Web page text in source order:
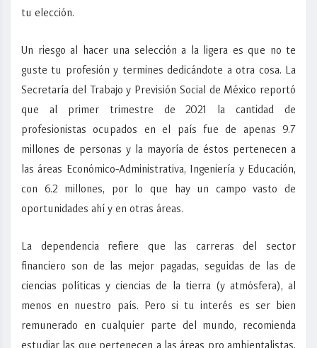
tu elección.
Un riesgo al hacer una selección a la ligera es que no te
guste tu profesión y termines dedicándote a otra cosa. La
Secretaría del Trabajo y Previsión Social de México reportó
que al primer trimestre de 2021 la cantidad de
profesionistas ocupados en el país fue de apenas 9.7
millones de personas y la mayoría de éstos pertenecen a
las áreas Económico-Administrativa, Ingeniería y Educación,
con 6.2 millones, por lo que hay un campo vasto de
oportunidades ahí y en otras áreas.
La dependencia refiere que las carreras del sector
financiero son de las mejor pagadas, seguidas de las de
ciencias políticas y ciencias de la tierra (y atmósfera), al
menos en nuestro país. Pero si tu interés es ser bien
remunerado en cualquier parte del mundo, recomienda